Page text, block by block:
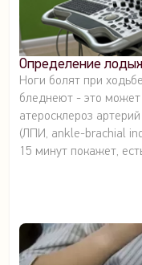
Определение
Ноги болят при
бледнеют - это
атеросклероз
(ЛПИ, ankle-brachial
15 минут покажет,